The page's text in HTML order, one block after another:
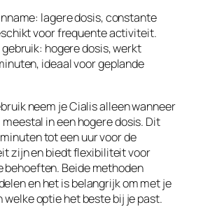
lagere dosis, constante
voor frequente activiteit.
hogere dosis, werkt
ideaal voor geplande
neem je Cialis alleen wanneer
in een hogere dosis. Dit
tot een uur voor de
zijn en biedt flexibiliteit voor
behoeften. Beide methoden
en het is belangrijk om met je
welke optie het beste bij je past.